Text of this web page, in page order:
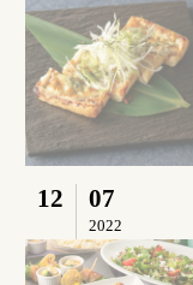
12 07
2022